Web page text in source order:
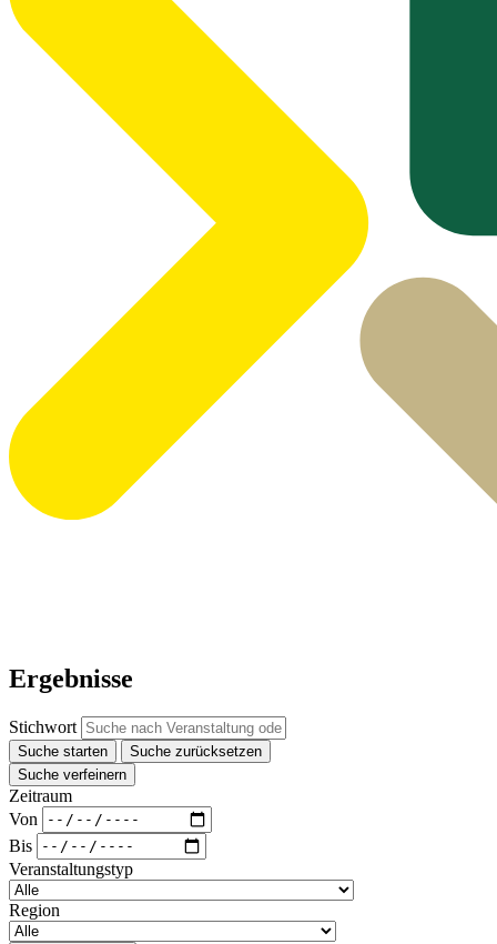
Ergebnisse
Stichwort
Suche starten
Suche zurücksetzen
Suche verfeinern
Zeitraum
Von
Bis
Veranstaltungstyp
Region